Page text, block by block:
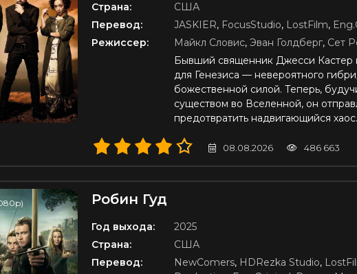
Страна:
США
Перевод:
JASKIER, FocusStudio, LostFilm,
Режиссер:
Майкл Словис, Эван Голдберг, Сет
Бывший священник Джесси Кастер
для Генезиса — невероятного
божественной силой. Теперь,
существом во Вселенной, он
предотвратить надвигающийся
08.08.2026 486 663
Робин Гуд
Год выхода:
2025
Страна:
США
Перевод:
NewComers, HDRezka Studio,